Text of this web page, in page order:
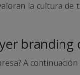
la cultura de
branding
A